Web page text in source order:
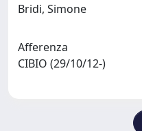
Bridi, Simone
Afferenza
CIBIO (29/10/12-)